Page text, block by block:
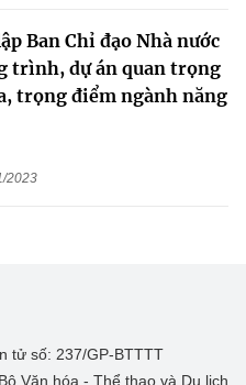
Ban Chỉ đạo Nhà nước
trình, dự án quan trọng
trọng điểm ngành năng
2023
tử số: 237/GP-BTTTT
Văn hóa - Thể thao và Du lịch